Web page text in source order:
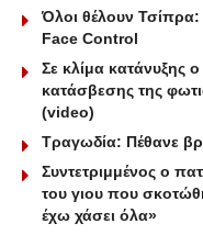
Όλοι θέλουν
Face Control
Σε κλίμα κατάνυξης
κατάσβεσης της
(video)
Τραγωδία: Πέθανε
Συντετριμμένος ο
του γιου που
έχω χάσει όλα»